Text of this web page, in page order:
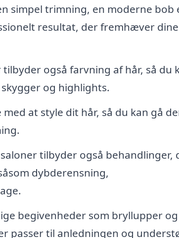
simpel trimning, en moderne bob
resultat, der fremhæver dine
også farvning af hår, så du
og highlights.
at style dit hår, så du kan gå
tilbyder også behandlinger,
dybderensning,
begivenheder som bryllupper og
passer til anledningen og